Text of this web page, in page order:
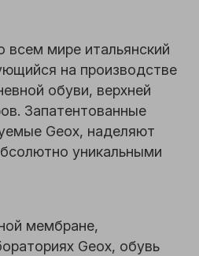
всем мире итальянский
на производстве
обуви, верхней
Запатентованные
Geox, наделяют
уникальными
мембране,
Geox, обувь